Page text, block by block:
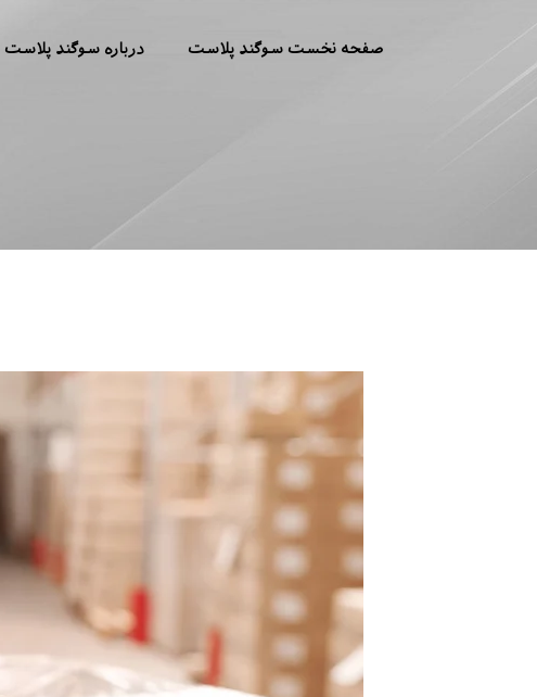
صفحه نخست سوگند پلاست درباره سوگند پلاست